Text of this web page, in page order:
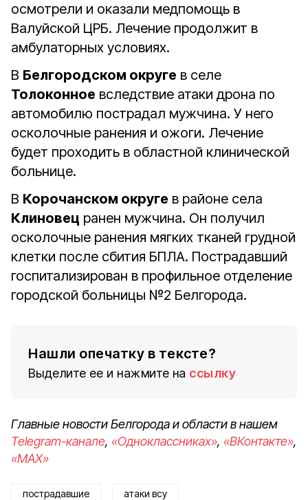
осмотрели и оказали медпомощь в
Валуйской ЦРБ. Лечение продолжит в
амбулаторных условиях.
В Белгородском округе в селе
Толоконное вследствие атаки дрона по
автомобилю пострадал мужчина. У него
осколочные ранения и ожоги. Лечение
будет проходить в областной клинической
больнице.
В Корочанском округе в районе села
Клиновец ранен мужчина. Он получил
осколочные ранения мягких тканей грудной
клетки после сбития БПЛА. Пострадавший
госпитализирован в профильное отделение
городской больницы №2 Белгорода.
Нашли опечатку в тексте?
Выделите ее и нажмите на ссылку
Главные новости Белгорода и области в нашем
Telegram-канале, «Одноклассниках», «ВКонтакте»,
«MAX»
пострадавшие атаки всу